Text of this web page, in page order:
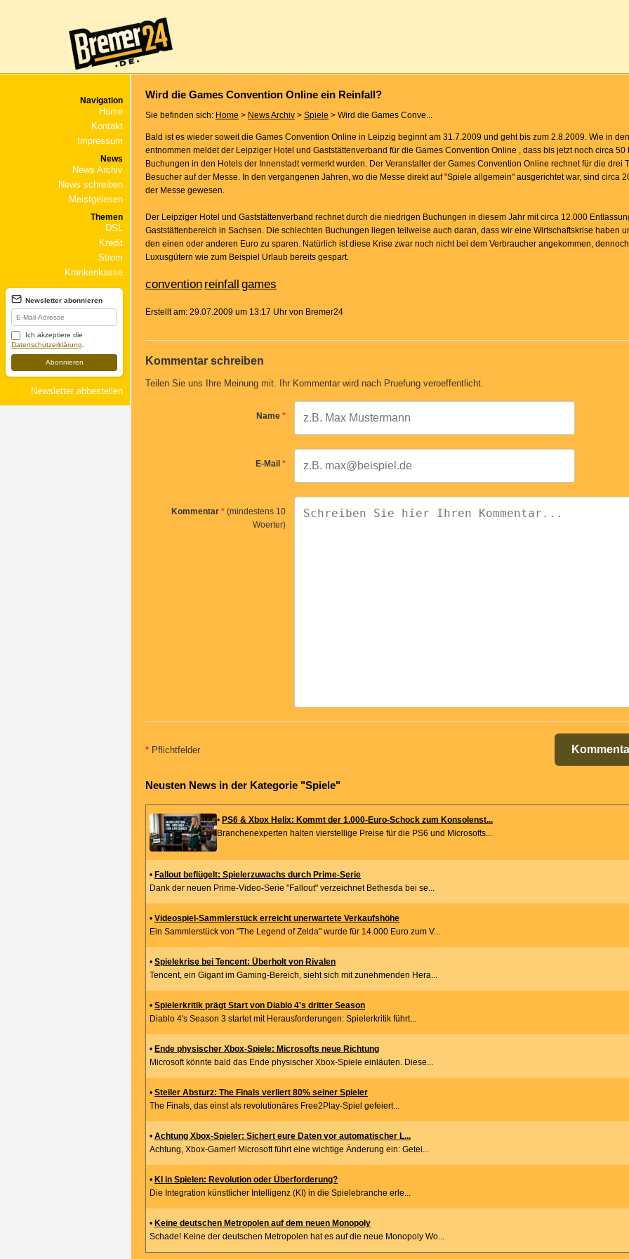
Navigation
Home
Kontakt
Impressum
News
News Archiv
News schreiben
Meistgelesen
Themen
DSL
Kredit
Strom
Krankenkasse
Newsletter abonnieren
Ich akzeptiere die
Datenschutzerklärung
Abonnieren
Newsletter abbestellen
Wird die Games Convention Online ein Reinfall?
Sie befinden sich: Home > News Archiv > Spiele > Wird die Games Conve...
Bald ist es wieder soweit die Games Convention Online in Leipzig beginnt am 31.7.2009 und geht bis zum 2.8.2009. Wie in
entnommen meldet der Leipziger Hotel und Gaststättenverband für die Games Convention Online , dass bis jetzt noch circa 50
Buchungen in den Hotels der Innenstadt vermerkt wurden. Der Veranstalter der Games Convention Online rechnet für die drei
Besucher auf der Messe. In den vergangenen Jahren, wo die Messe direkt auf "Spiele allgemein" ausgerichtet war, sind circa
der Messe gewesen.
Der Leipziger Hotel und Gaststättenverband rechnet durch die niedrigen Buchungen in diesem Jahr mit circa 12.000
Gaststättenbereich in Sachsen. Die schlechten Buchungen liegen teilweise auch daran, dass wir eine Wirtschaftskrise haben
den einen oder anderen Euro zu sparen. Natürlich ist diese Krise zwar noch nicht bei dem Verbraucher angekommen,
Luxusgütern wie zum Beispiel Urlaub bereits gespart.
convention reinfall games
Erstellt am: 29.07.2009 um 13:17 Uhr von Bremer24
Kommentar schreiben
Teilen Sie uns Ihre Meinung mit. Ihr Kommentar wird nach Pruefung veroeffentlicht.
Name *
E-Mail *
Kommentar * (mindestens 10
Woerter)
* Pflichtfelder
Neusten News in der Kategorie "Spiele"
• PS6 & Xbox Helix: Kommt der 1.000-Euro-Schock zum Konsolenst...
Branchenexperten halten vierstellige Preise für die PS6 und Microsofts...
• Fallout beflügelt: Spielerzuwachs durch Prime-Serie
Dank der neuen Prime-Video-Serie "Fallout" verzeichnet Bethesda bei se...
• Videospiel-Sammlerstück erreicht unerwartete Verkaufshöhe
Ein Sammlerstück von "The Legend of Zelda" wurde für 14.000 Euro zum V...
• Spielekrise bei Tencent: Überholt von Rivalen
Tencent, ein Gigant im Gaming-Bereich, sieht sich mit zunehmenden Hera...
• Spielerkritik prägt Start von Diablo 4's dritter Season
Diablo 4's Season 3 startet mit Herausforderungen: Spielerkritik führt...
• Ende physischer Xbox-Spiele: Microsofts neue Richtung
Microsoft könnte bald das Ende physischer Xbox-Spiele einläuten. Diese...
• Steiler Absturz: The Finals verliert 80% seiner Spieler
The Finals, das einst als revolutionäres Free2Play-Spiel gefeiert...
• Achtung Xbox-Spieler: Sichert eure Daten vor automatischer L...
Achtung, Xbox-Gamer! Microsoft führt eine wichtige Änderung ein: Getei...
• KI in Spielen: Revolution oder Überforderung?
Die Integration künstlicher Intelligenz (KI) in die Spielebranche erle...
• Keine deutschen Metropolen auf dem neuen Monopoly
Schade! Keine der deutschen Metropolen hat es auf die neue Monopoly Wo...